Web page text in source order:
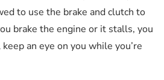
to use the brake and clutch to
brake the engine or it stalls, you
an eye on you while you’re